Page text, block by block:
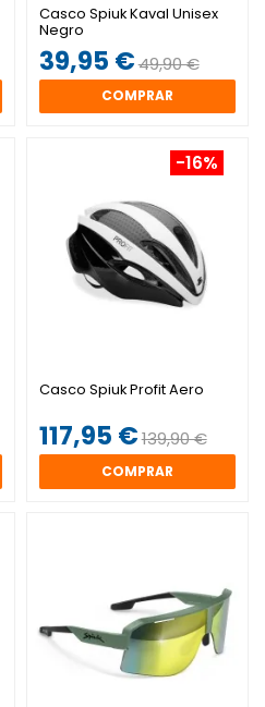
Casco Spiuk Kaval Unisex
Negro
39,95 €49,90 €
COMPRAR
-16%
Casco Spiuk Profit Aero
117,95 €139,90 €
COMPRAR